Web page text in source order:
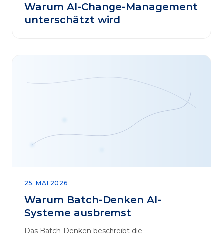
Warum AI-Change-Management
unterschätzt wird
25. MAI 2026
Warum Batch-Denken AI-
Systeme ausbremst
Das Batch-Denken beschreibt die